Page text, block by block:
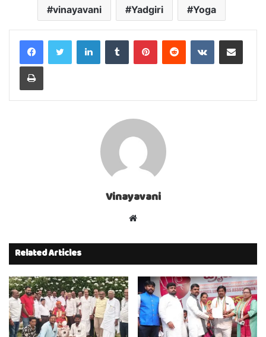
vinayavani Yadgiri Yoga
LinkedInTumblr PinterestReddit VKontakteShare via Email
Print
Vinayavani
Website
Related Articles